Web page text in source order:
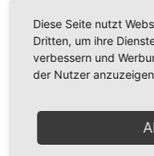
Ertragsrebsorten
in Deutschland
Rebsorten
externe Links
Diese Seite nutzt
Dritten, um ihre
verbessern und
der Nutzer